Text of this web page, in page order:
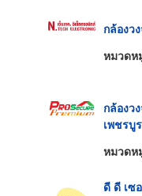
กล้องว
หมวดห
กล้องว
เพชรบู
หมวดห
ดี ดี เซ